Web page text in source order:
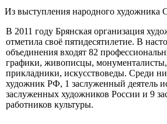
Из выступления народного
В 2011 году Брянская организация
отметила своё пятидесятилетие. В
объединения входят 82
графики, живописцы, монументалисты,
прикладники, искусствоведы. Среди
художник РФ, 1 заслуженный деятель
заслуженных художников России и 9
работников культуры.